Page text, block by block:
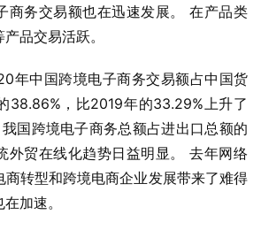
商务交易额也在迅速发展。 在产品类
品交易活跃。
年中国跨境电子商务交易额占中国货
38.86%，比2019年的33.29%上升了
国跨境电子商务总额占进出口总额的
外贸在线化趋势日益明显。 去年网络
商转型和跨境电商企业发展带来了难得
加速。